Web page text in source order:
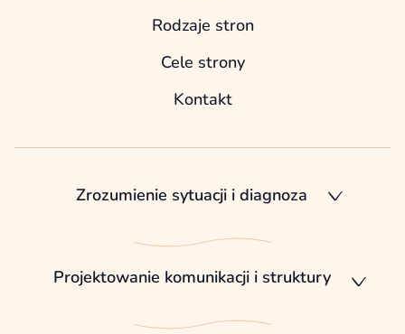
Rodzaje stron
Cele strony
Kontakt
Zrozumienie sytuacji i diagnoza
Projektowanie komunikacji i struktury